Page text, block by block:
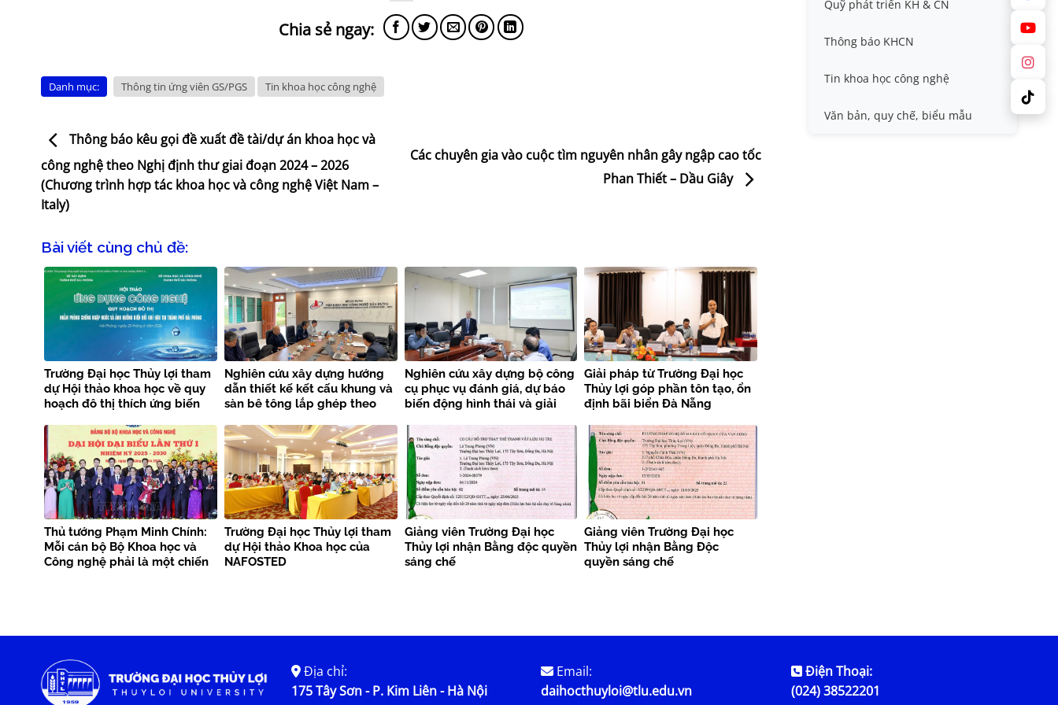
Danh mục: Thông tin ứng viên GS/PGS Tin khoa học công nghệ
Thông báo kêu gọi đề xuất đề tài/dự án khoa học và
công nghệ theo Nghị định thư giai đoạn 2024 – 2026
(Chương trình hợp tác khoa học và công nghệ Việt Nam –
Italy)
Các chuyên gia vào cuộc tìm nguyên nhân gây ngập cao tốc
Phan Thiết – Dầu Giây
Bài viết cùng chủ đề:
Trường Đại học Thủy lợi tham
dự Hội thảo khoa học về quy
hoạch đô thị thích ứng biến
Phòng
Nghiên cứu xây dựng hướng
dẫn thiết kế kết cấu khung và
sàn bê tông lắp ghép theo
Nghiên cứu xây dựng bộ công
cụ phục vụ đánh giá, dự báo
biến động hình thái và giải
Trung Trung Bộ
Giải pháp từ Trường Đại học
Thủy lợi góp phần tôn tạo, ổn
định bãi biển Đà Nẵng
Thủ tướng Phạm Minh Chính:
Mỗi cán bộ Bộ Khoa học và
Công nghệ phải là một chiến
Trường Đại học Thủy lợi tham
dự Hội thảo Khoa học của
NAFOSTED
Giảng viên Trường Đại học
Thủy lợi nhận Bằng độc quyền
sáng chế
Giảng viên Trường Đại học
Thủy lợi nhận Bằng Độc
quyền sáng chế
Nafosted, Nghị định thư
Sở hữu trí tuệ
Thông tin ứng viên GS/PGS
Tiêu chuẩn, quy chuẩn
Hội nghị quốc tế và hội nghị
Quỹ phát triển KH & CN
Thông báo KHCN
Tin khoa học công nghệ
Văn bản, quy chế, biểu mẫu
Địa chỉ:
175 Tây Sơn - P. Kim Liên - Hà Nội
Email:
daihocthuyloi@tlu.edu.vn
Điện Thoại:
(024) 38522201